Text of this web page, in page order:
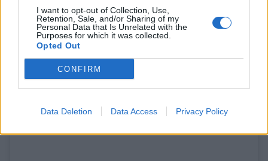
I want to opt-out of Collection, Use,
Retention, Sale, and/or Sharing of my
Personal Data that Is Unrelated with the
Purposes for which it was collected.
Opted Out
CONFIRM
Data Deletion Data Access Privacy Policy